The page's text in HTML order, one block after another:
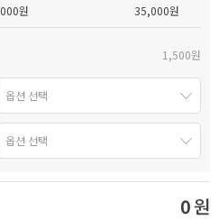
원 35,000원
1,500원
0원